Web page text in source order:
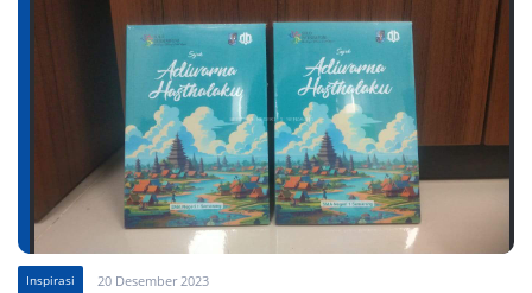
Inspirasi 20 Desember 2023